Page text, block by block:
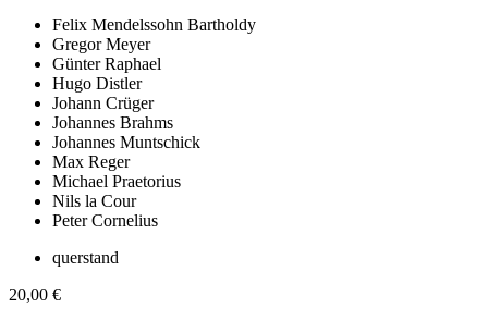
Felix Mendelssohn Bartholdy
Gregor Meyer
Günter Raphael
Hugo Distler
Johann Crüger
Johannes Brahms
Johannes Muntschick
Max Reger
Michael Praetorius
Nils la Cour
Peter Cornelius
querstand
20,00 €